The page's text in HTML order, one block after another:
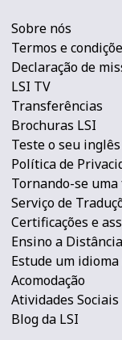
Sobre nós
Termos e
Declaração de
LSI TV
Transferências
Brochuras LSI
Teste o seu inglês
Política de
Tornando-se
Serviço de
Certificações e
Ensino a
Estude um
Acomodação
Atividades Sociais
Blog da LSI